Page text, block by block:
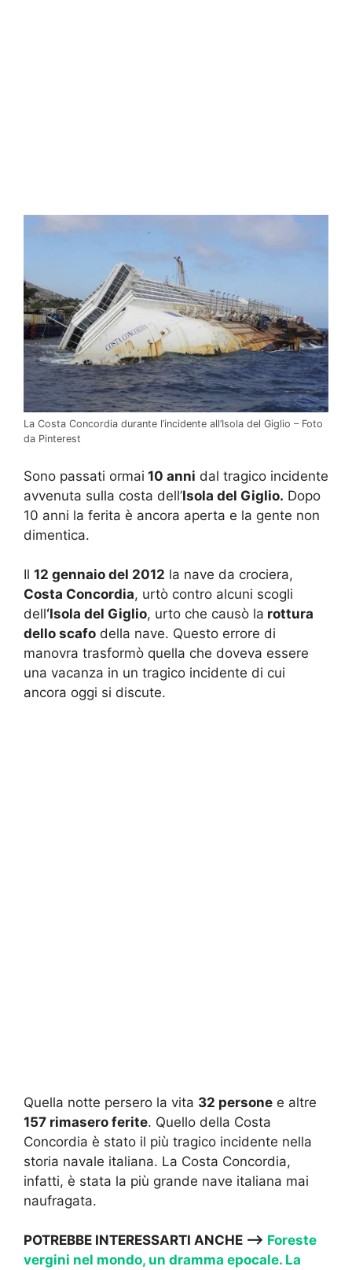
La Costa Concordia durante l’incidente all’Isola del Giglio – Foto
da Pinterest
Sono passati ormai 10 anni dal tragico incidente
avvenuta sulla costa dell’Isola del Giglio. Dopo
10 anni la ferita è ancora aperta e la gente non
dimentica.
Il 12 gennaio del 2012 la nave da crociera,
Costa Concordia, urtò contro alcuni scogli
dell‘Isola del Giglio, urto che causò la rottura
dello scafo della nave. Questo errore di
manovra trasformò quella che doveva essere
una vacanza in un tragico incidente di cui
ancora oggi si discute.
Quella notte persero la vita 32 persone e altre
157 rimasero ferite. Quello della Costa
Concordia è stato il più tragico incidente nella
storia navale italiana. La Costa Concordia,
infatti, è stata la più grande nave italiana mai
naufragata.
POTREBBE INTERESSARTI ANCHE —-> Foreste
vergini nel mondo, un dramma epocale. La